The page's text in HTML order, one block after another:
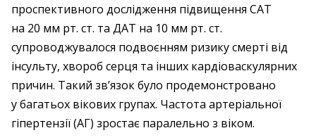
проспективного дослідження підвищення САТ
на 20 мм рт. ст. та ДАТ на 10 мм рт. ст.
супроводжувалося подвоєнням ризику смерті від
інсульту, хвороб серця та інших кардіоваскулярних
причин. Такий зв’язок було продемонстровано
у багатьох вікових групах. Частота артеріальної
гіпертензії (АГ) зростає паралельно з віком.